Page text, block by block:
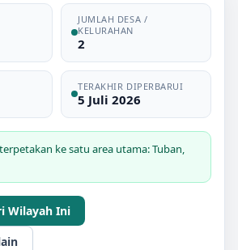
JUMLAH DESA /
KELURAHAN
2
TERAKHIR DIPERBARUI
5 Juli 2026
ke satu area utama: Tuban,
Wilayah Ini